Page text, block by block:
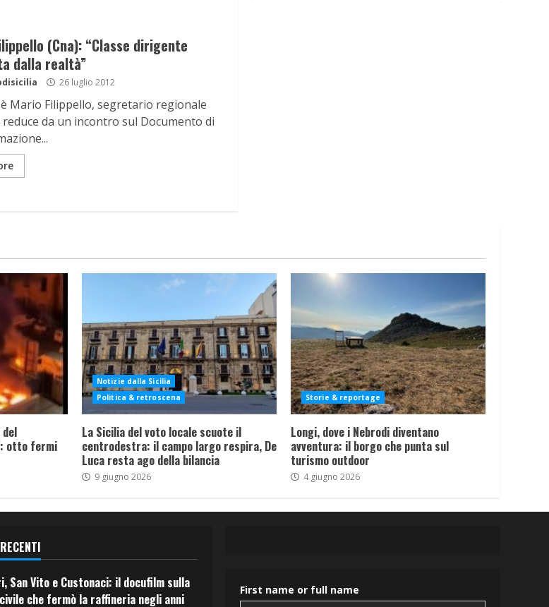
(Cna): “Classe dirigente
dalla realtà”
26 luglio 2012
Mario Filippello, segretario regionale
reduce da un incontro sul Documento di
otto fermi
Notizie dalla Sicilia
Politica & retroscena
La Sicilia del voto locale scuote il
centrodestra: il campo largo respira, De
Luca resta ago della bilancia
9 giugno 2026
Storie & reportage
Longi, dove i Nebrodi diventano
avventura: il borgo che punta sul
turismo outdoor
4 giugno 2026
San Vito e Custonaci: il docufilm sulla
che fermò la raffineria negli anni
First name or full name